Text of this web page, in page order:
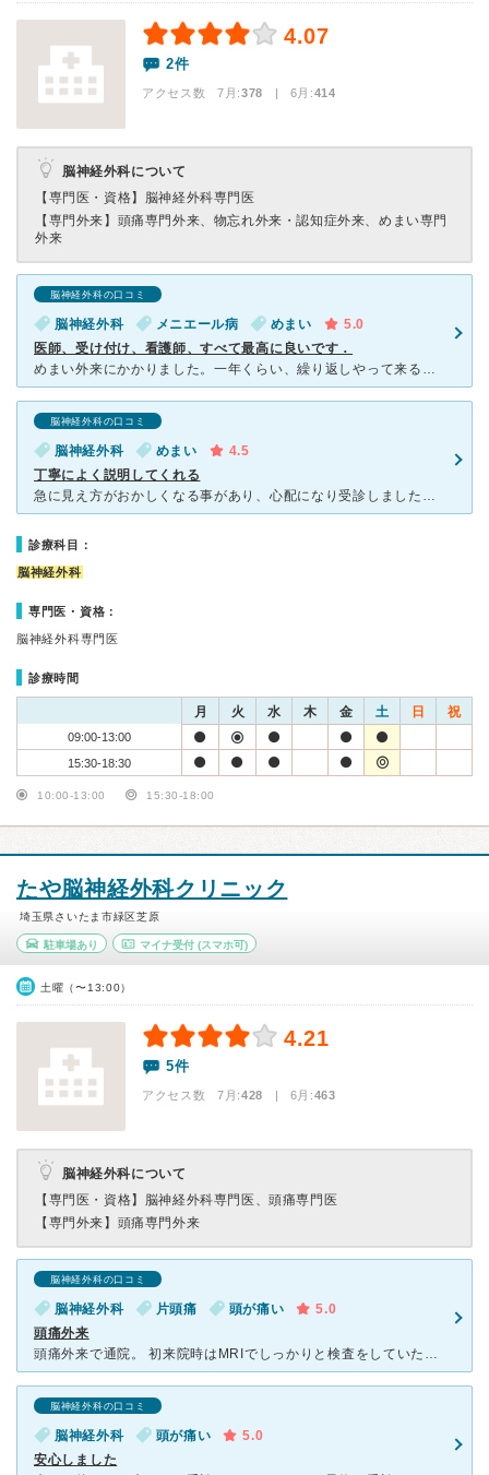
4.07
2件
アクセス数 7月:378 | 6月:414
脳神経外科について
【専門医・資格】 脳神経外科専門医
【専門外来】 頭痛専門外来、物忘れ外来・認知症外来、めまい専門
外来
脳神経外科の口コミ
脳神経外科 メニエール病 めまい
5.0
医師、受け付け、看護師、すべて最高に良いです．
めまい外来にかかりました。一年くらい、繰り返しやって来る激しいめまいに疲れ切っていました。更年期障害かと思い、婦人科に行ったのを始め，内科、心療内科、近所の耳鼻咽喉科に行きましたが、めまいに効く薬です
脳神経外科の口コミ
脳神経外科 めまい
4.5
丁寧によく説明してくれる
急に見え方がおかしくなる事があり、心配になり受診しました。受付時間の終わり間近でしたが、すぐに頭のMRIをとっていただき、取り急ぎ心配になるような悪いところはなく、安心しました。終わり間近にもかかわら
診療科目：
脳神経外科
専門医・資格：
脳神経外科専門医
診療時間
月 火 水 木 金 土 日 祝
09:00-13:00
15:30-18:30
10:00-13:00 15:30-18:00
たや脳神経外科クリニック
埼玉県さいたま市緑区芝原
駐車場あり マイナ受付(スマホ可)
土曜（〜13:00）
4.21
5件
アクセス数 7月:428 | 6月:463
脳神経外科について
【専門医・資格】 脳神経外科専門医、頭痛専門医
【専門外来】 頭痛専門外来
脳神経外科の口コミ
脳神経外科 片頭痛 頭が痛い
5.0
頭痛外来
頭痛外来で通院。 初来院時はMRIでしっかりと検査をしていただき、症状のヒアリングも非常に丁寧で処方薬の適切な使用方法も細かく教えてくれた。 定期的に通院しているが、毎回丁寧に症状を聞く姿勢があり
脳神経外科の口コミ
脳神経外科 頭が痛い
5.0
安心しました